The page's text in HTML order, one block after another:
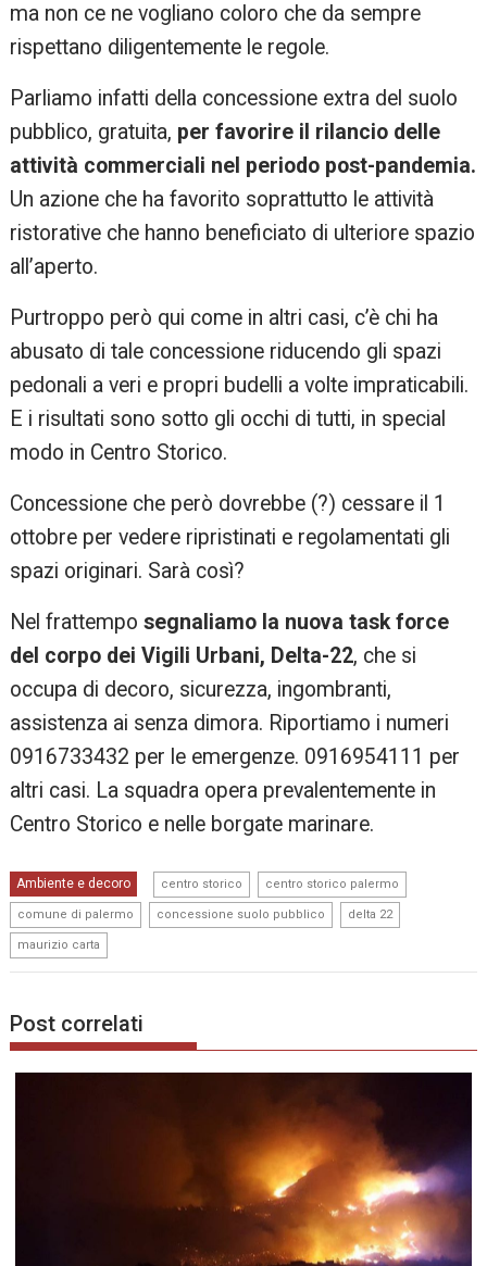
ma non ce ne vogliano coloro che da sempre
rispettano diligentemente le regole.
Parliamo infatti della concessione extra del suolo
pubblico, gratuita, per favorire il rilancio delle
attività commerciali nel periodo post-pandemia.
Un azione che ha favorito soprattutto le attività
ristorative che hanno beneficiato di ulteriore spazio
all’aperto.
Purtroppo però qui come in altri casi, c’è chi ha
abusato di tale concessione riducendo gli spazi
pedonali a veri e propri budelli a volte impraticabili.
E i risultati sono sotto gli occhi di tutti, in special
modo in Centro Storico.
Concessione che però dovrebbe (?) cessare il 1
ottobre per vedere ripristinati e regolamentati gli
spazi originari. Sarà così?
Nel frattemposegnaliamo la nuova task force
del corpo dei Vigili Urbani, Delta-22, che si
occupa di decoro, sicurezza, ingombranti,
assistenza ai senza dimora. Riportiamo i numeri
0916733432 per le emergenze. 0916954111 per
altri casi. La squadra opera prevalentemente in
Centro Storico e nelle borgate marinare.
Ambiente e decoro centro storico centro storico palermo
comune di palermo concessione suolo pubblico delta 22
maurizio carta
Post correlati